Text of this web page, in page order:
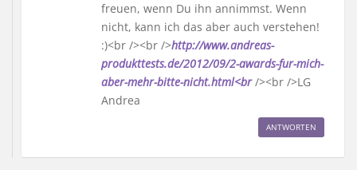
freuen, wenn Du ihn annimmst. Wenn
nicht, kann ich das aber auch verstehen!
:)<br /><br />http://www.andreas-
produkttests.de/2012/09/2-awards-fur-mich-
aber-mehr-bitte-nicht.html<br/><br />LG
Andrea
ANTWORTEN